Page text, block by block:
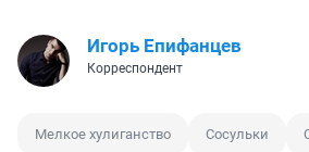
Игорь Епифанцев
Корреспондент
Мелкое хулиганство Сосульки